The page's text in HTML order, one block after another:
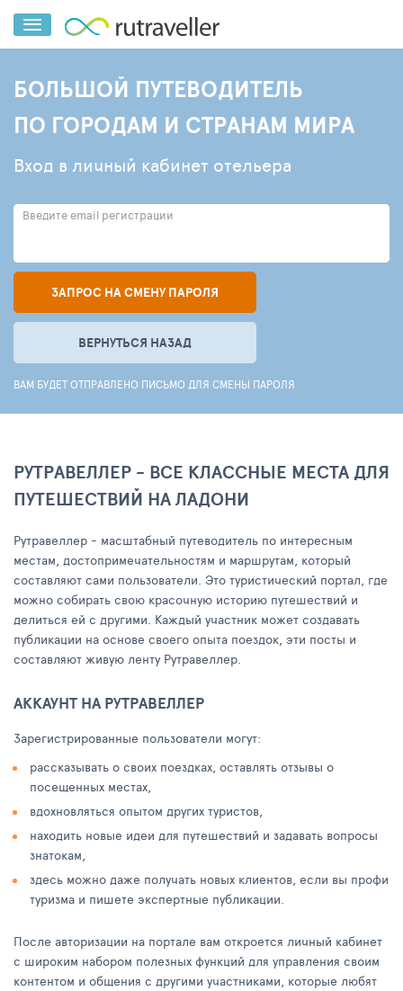
БОЛЬШОЙ ПУТЕВОДИТЕЛЬ
ПО ГОРОДАМ И СТРАНАМ МИРА
Вход в личный кабинет отельера
Введите email регистрации
ЗАПРОС НА СМЕНУ ПАРОЛЯ
ВЕРНУТЬСЯ НАЗАД
ВАМ БУДЕТ ОТПРАВЛЕНО ПИСЬМО ДЛЯ СМЕНЫ ПАРОЛЯ
РУТРАВЕЛЛЕР - ВСЕ КЛАССНЫЕ МЕСТА ДЛЯ
ПУТЕШЕСТВИЙ НА ЛАДОНИ
Рутравеллер - масштабный путеводитель по интересным
местам, достопримечательностям и маршрутам, который
составляют сами пользователи. Это туристический портал, где
можно собирать свою красочную историю путешествий и
делиться ей с другими. Каждый участник может создавать
публикации на основе своего опыта поездок, эти посты и
составляют живую ленту Рутравеллер.
АККАУНТ НА РУТРАВЕЛЛЕР
Зарегистрированные пользователи могут:
рассказывать о своих поездках, оставлять отзывы о
посещенных местах,
вдохновляться опытом других туристов,
находить новые идеи для путешествий и задавать вопросы
знатокам,
здесь можно даже получать новых клиентов, если вы профи
туризма и пишете экспертные публикации.
После авторизации на портале вам откроется личный кабинет
с широким набором полезных функций для управления своим
контентом и общения с другими участниками, которые любят